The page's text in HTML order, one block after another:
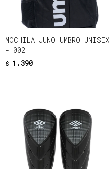
MOCHILA JUNO UMBRO UNISEX
- 002
$ 1.390